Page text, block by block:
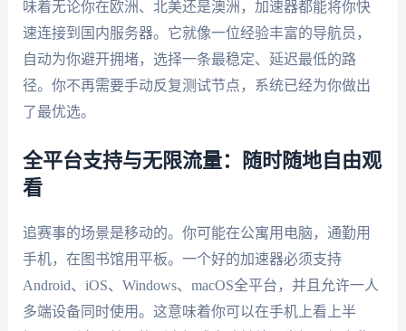
味着无论你在欧洲、北美还是澳洲，加速器都能将你快
速连接到国内服务器。它就像一位经验丰富的导航员，
自动为你避开拥堵，选择一条最稳定、延迟最低的路
径。你不再需要手动反复测试节点，系统已经为你做出
了最优选。
全平台支持与无限流量：随时随地自由观
看
追赛事的场景是移动的。你可能在公寓用电脑，通勤用
手机，在图书馆用平板。一个好的加速器必须支持
Android、iOS、Windows、macOS全平台，并且允许一人
多端设备同时使用。这意味着你可以在手机上看上半